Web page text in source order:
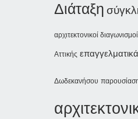
Διάταξη
αρχιτεκτονικοί διαγωνισμοί
Αττικής
Δωδεκανήσου